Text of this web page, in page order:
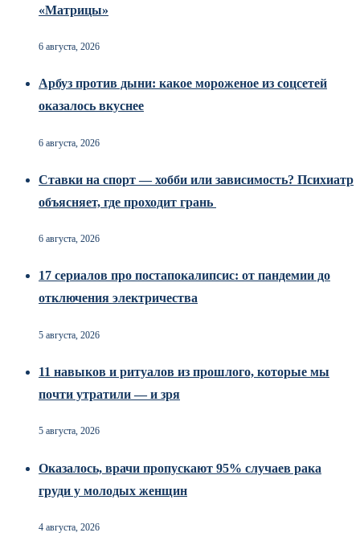
«Матрицы»
6 августа, 2026
Арбуз против дыни: какое мороженое из соцсетей
оказалось вкуснее
6 августа, 2026
Ставки на спорт — хобби или зависимость? Психиатр
объясняет, где проходит грань
6 августа, 2026
17 сериалов про постапокалипсис: от пандемии до
отключения электричества
5 августа, 2026
11 навыков и ритуалов из прошлого, которые мы
почти утратили — и зря
5 августа, 2026
Оказалось, врачи пропускают 95% случаев рака
груди у молодых женщин
4 августа, 2026